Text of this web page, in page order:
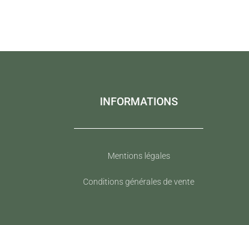
INFORMATIONS
Mentions légales
Conditions générales de vente